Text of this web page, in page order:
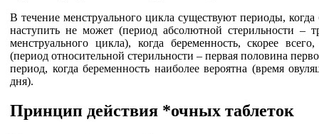
В течение менструального цикла существуют периоды, когда
наступить не может (период абсолютной стерильности –
менструального цикла), когда беременность, скорее
(период относительной стерильности – первая половина
период, когда беременность наиболее вероятна (время
дня).
Принцип действия *очных таблеток